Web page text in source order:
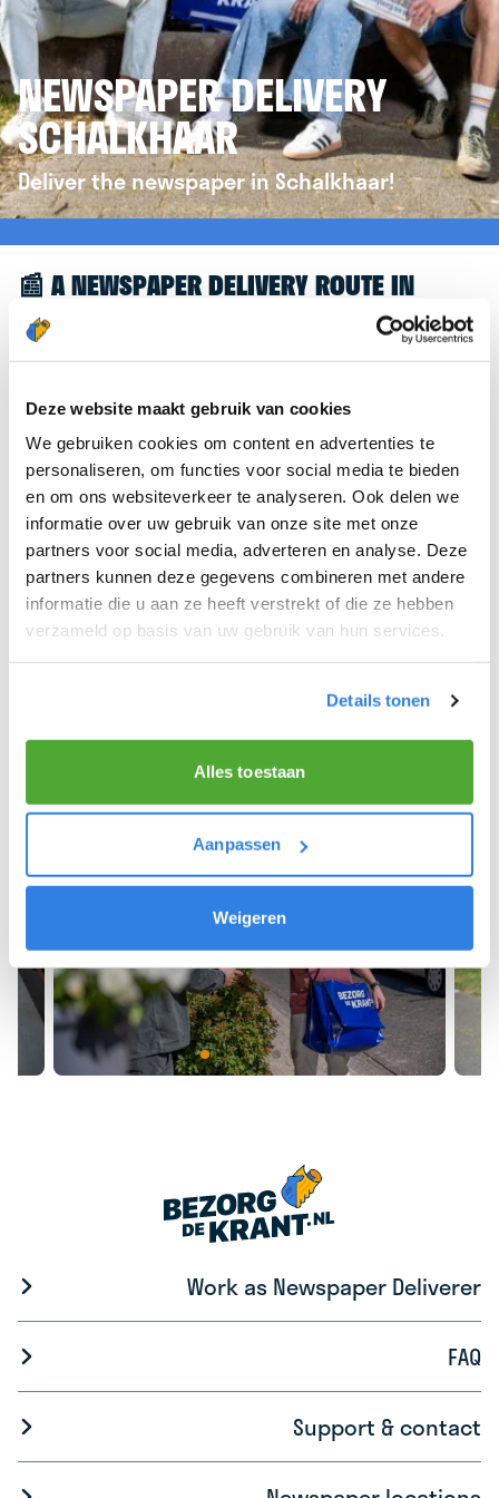
Deze website maakt gebruik van cookies
We gebruiken cookies om content en advertenties te
personaliseren, om functies voor social media te bieden
en om ons websiteverkeer te analyseren. Ook delen we
informatie over uw gebruik van onze site met onze
partners voor social media, adverteren en analyse. Deze
partners kunnen deze gegevens combineren met andere
informatie die u aan ze heeft verstrekt of die ze hebben
verzameld op basis van uw gebruik van hun services.
Details tonen
Alles toestaan
Aanpassen
Weigeren
NEWSPAPER DELIVERY
SCHALKHAAR
Deliver the newspaper in Schalkhaar!
📰 A NEWSPAPER DELIVERY ROUTE IN
SCHALKHAAR
Great to see you're interested in a newspaper
we’d like to refer you to thekrantenbezorgen.nl
website. There, you can easily sign up to deliver
newspapers in Schalkhaar.
We hope you can get started soon and wish you
the best of luck! 🚴‍♂️💨
Work as Newspaper Deliverer
FAQ
Support & contact